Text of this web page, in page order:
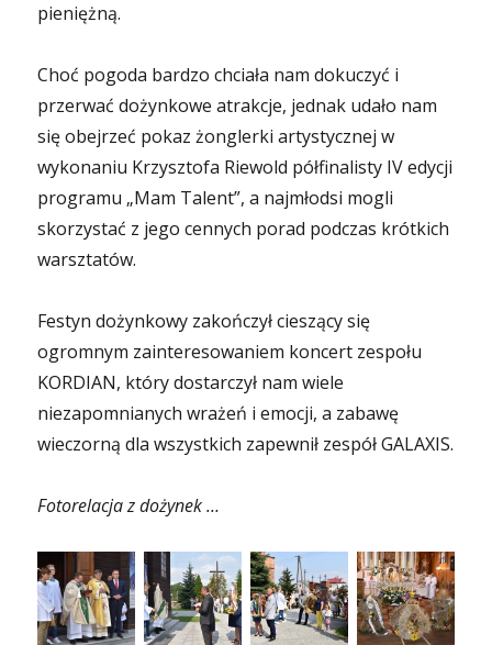
pieniężną.
Choć pogoda bardzo chciała nam dokuczyć i
przerwać dożynkowe atrakcje, jednak udało nam
się obejrzeć pokaz żonglerki artystycznej w
wykonaniu Krzysztofa Riewold półfinalisty IV edycji
programu „Mam Talent”, a najmłodsi mogli
skorzystać z jego cennych porad podczas krótkich
warsztatów.
Festyn dożynkowy zakończył cieszący się
ogromnym zainteresowaniem koncert zespołu
KORDIAN, który dostarczył nam wiele
niezapomnianych wrażeń i emocji, a zabawę
wieczorną dla wszystkich zapewnił zespół GALAXIS.
Fotorelacja z dożynek …